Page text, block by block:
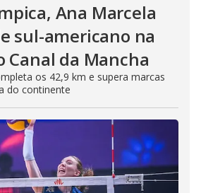
Ana Marcela
sul-americano na
Canal da Mancha
os 42,9 km e supera marcas
do continente